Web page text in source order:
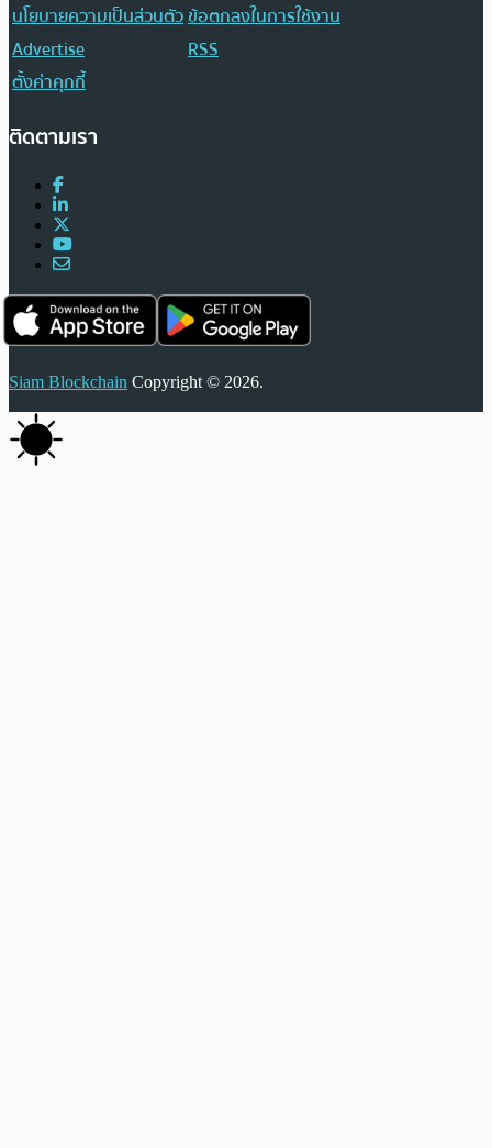
นโยบายความเป็นส่วนตัวข้อตกลงในการใช้งาน
Advertise
RSS
ตั้งค่าคุกกี้
ติดตามเรา
Siam Blockchain Copyright © 2026.